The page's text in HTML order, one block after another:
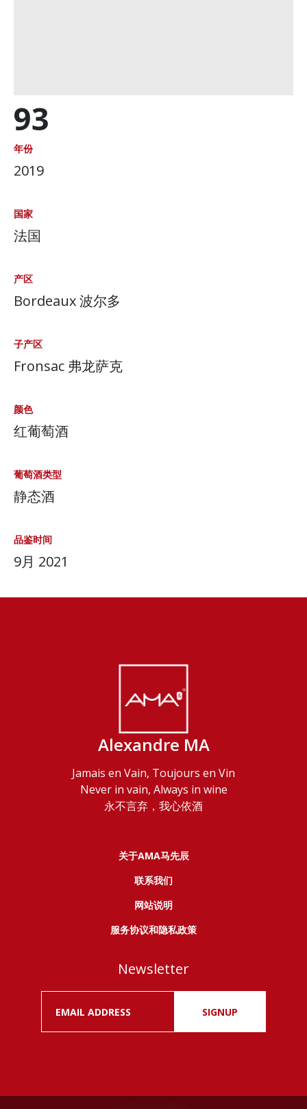
93
年份
2019
国家
法国
产区
Bordeaux 波尔多
子产区
Fronsac 弗龙萨克
颜色
红葡萄酒
葡萄酒类型
静态酒
品鉴时间
9月 2021
Alexandre MA
Jamais en Vain, Toujours en Vin
Never in vain, Always in wine
永不言弃，我心依酒
关于AMA马先辰
联系我们
网站说明
服务协议和隐私政策
Newsletter
SIGNUP